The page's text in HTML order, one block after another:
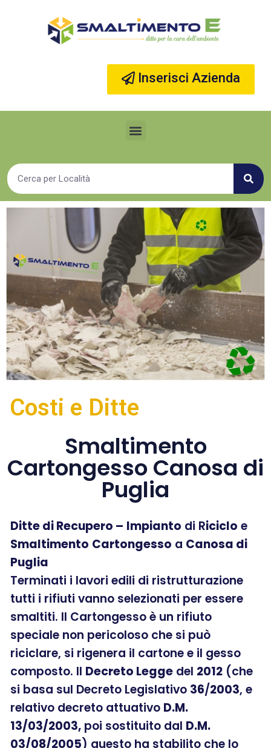
Inserisci Azienda
Costi e Ditte
Smaltimento
Cartongesso Canosa di
Puglia
Ditte di Recupero – Impianto di Riciclo e
Smaltimento Cartongesso a Canosa di
Puglia
Terminati i lavori edili di ristrutturazione
tutti i rifiuti vanno selezionati per essere
smaltiti. Il Cartongesso è un rifiuto
speciale non pericoloso che si può
riciclare, si rigenera il cartone e il gesso
composto. Il Decreto Legge del 2012 (che
si basa sul Decreto Legislativo 36/2003, e
relativo decreto attuativo D.M.
13/03/2003, poi sostituito dal D.M.
03/08/2005) questo ha stabilito che lo